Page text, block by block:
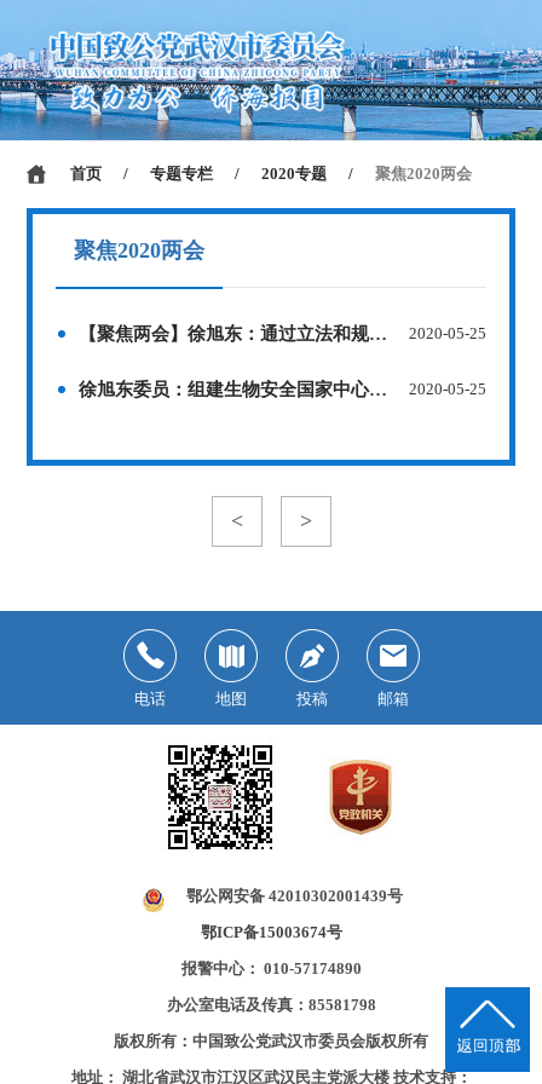
首页 / 专题专栏 / 2020专题 / 聚焦2020两会
聚焦2020两会
【聚焦两会】徐旭东：通过立法和规划修复长江生态 2020-05-25
徐旭东委员：组建生物安全国家中心应对未知疫情 2020-05-25
< >
电话 地图 投稿 邮箱
鄂公网安备 42010302001439号
鄂ICP备15003674号
报警中心： 010-57174890
办公室电话及传真：85581798
版权所有：中国致公党武汉市委员会版权所有
地址： 湖北省武汉市江汉区武汉民主党派大楼技术支持：